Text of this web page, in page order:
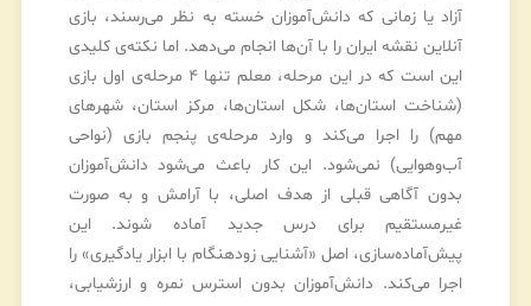
آزاد یا زمانی که دانش‌آموزان خسته به نظر می‌رسند، بازی
آنلاین نقشه ایران را با آن‌ها انجام می‌دهد. اما نکته‌ی کلیدی
این است که در این مرحله، معلم تنها ۴ مرحله‌ی اول بازی
(شناخت استان‌ها، شکل استان‌ها، مرکز استان، شهرهای
مهم) را اجرا می‌کند و وارد مرحله‌ی پنجم بازی (نواحی
آب‌وهوایی) نمی‌شود. این کار باعث می‌شود دانش‌آموزان
بدون آگاهی قبلی از هدف اصلی، با آرامش و به صورت
غیرمستقیم برای درس جدید آماده شوند. این
پیش‌آماده‌سازی، اصل «آشنایی زودهنگام با ابزار یادگیری» را
اجرا می‌کند. دانش‌آموزان بدون استرس نمره و ارزشیابی،